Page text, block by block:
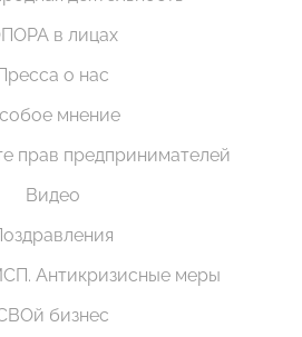
в лицах
о нас
мнение
прав предпринимателей
Видео
Антикризисные меры
бизнес